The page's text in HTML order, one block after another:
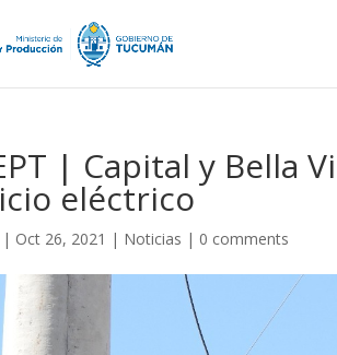
| Capital y Bella
eléctrico
| Oct 26, 2021 | Noticias | 0 comments